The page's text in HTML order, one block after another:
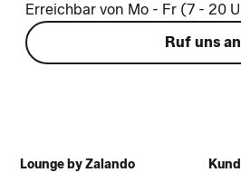
Erreichbar von Mo - Fr (7 - 20
Ruf uns an
Lounge by Zalando